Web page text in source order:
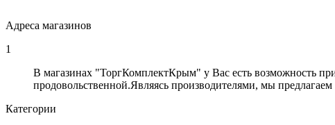
Адреса магазинов
1
В магазинах "ТоргКомплектКрым" у Вас есть возможность
продовольственной.Являясь производителями, мы
Категории